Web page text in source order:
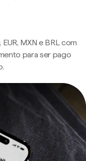
MXN e BRL com
para ser pago